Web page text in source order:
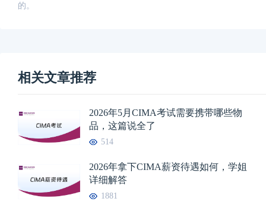
的。
相关文章推荐
2026年5月CIMA考试需要携带哪些物
品，这篇说全了
514
2026年拿下CIMA薪资待遇如何，学姐
详细解答
1881